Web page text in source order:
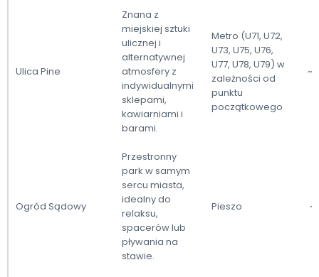
Ulica Pine
Znana z
miejskiej sztuki
ulicznej i
alternatywnej
atmosfery z
indywidualnymi
sklepami,
kawiarniami i
barami.
Metro (U71, U72,
U73, U75, U76,
U77, U78, U79) w
zależności od
punktu
początkowego
Ogród Sądowy
Przestronny
park w samym
sercu miasta,
idealny do
relaksu,
spacerów lub
pływania na
stawie.
Pieszo